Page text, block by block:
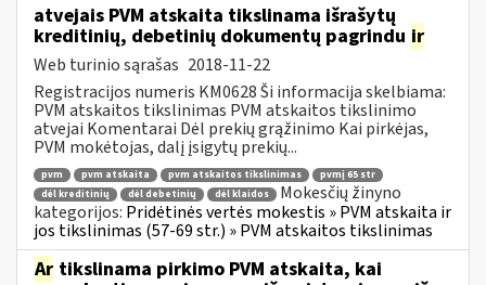
atvejais PVM atskaita tikslinama išrašytų
kreditinių, debetinių dokumentų pagrindu ir
Web turinio sąrašas 2018-11-22
Registracijos numeris KM0628 Ši informacija skelbiama:
PVM atskaitos tikslinimas PVM atskaitos tikslinimo
atvejai Komentarai Dėl prekių grąžinimo Kai pirkėjas,
PVM mokėtojas, dalį įsigytų prekių...
pvm pvm atskaita pvm atskaitos tikslinimas
pvmį 65 str
dėl kreditinių
dėl debetinių dėl klaidos
Mokesčių žinyno
kategorijos: Pridėtinės vertės mokestis » PVM atskaita ir
jos tikslinimas (57-69 str.) » PVM atskaitos tikslinimas
Ar tikslinama pirkimo PVM atskaita, kai